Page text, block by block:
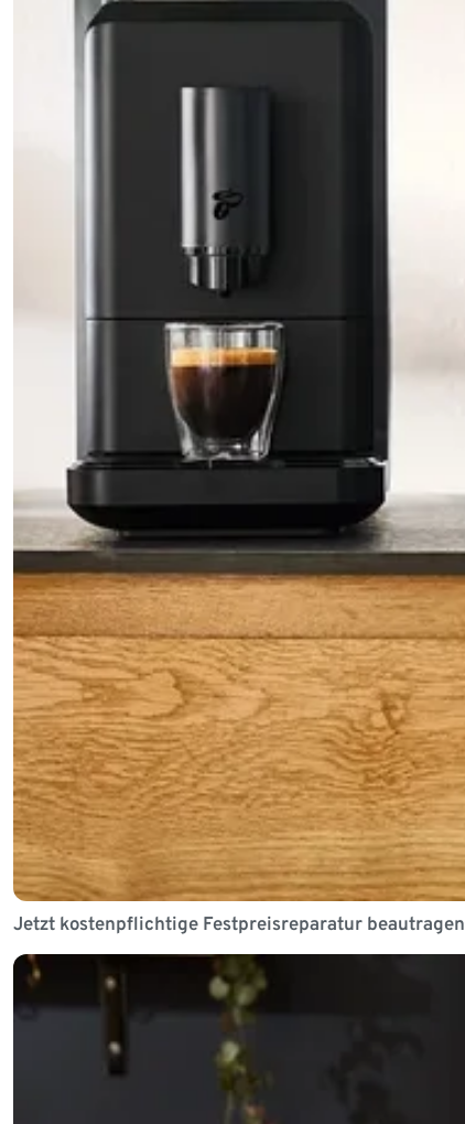
Jetzt kostenpflichtige Festpreisreparatur beautragen